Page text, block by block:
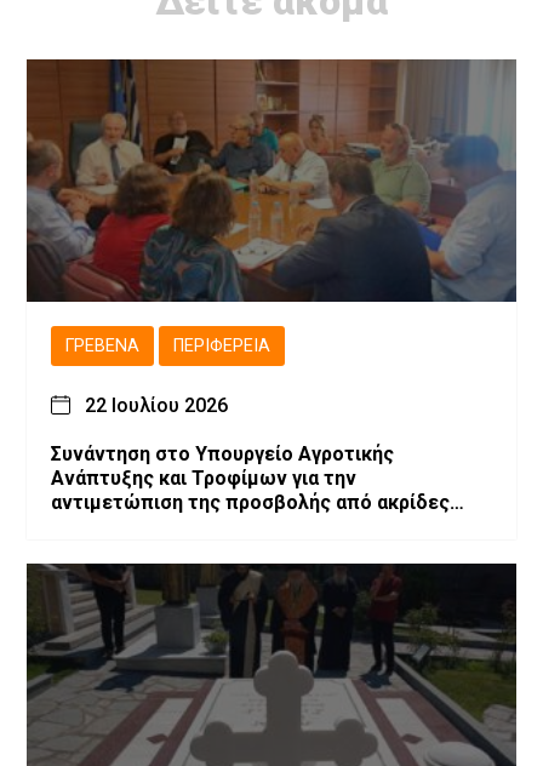
ΓΡΕΒΕΝΆ ΠΕΡΙΦΈΡΕΙΑ
22 Ιουλίου 2026
Συνάντηση στο Υπουργείο Αγροτικής
Ανάπτυξης και Τροφίμων για την
αντιμετώπιση της προσβολής από ακρίδες